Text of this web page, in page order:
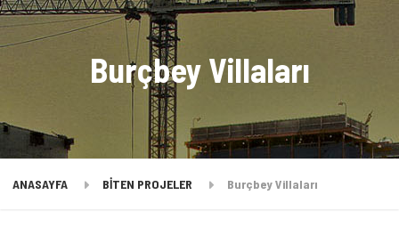
Burçbey Villaları
ANASAYFA BİTEN PROJELER Burçbey Villaları